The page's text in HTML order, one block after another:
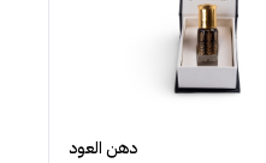
دهن العود